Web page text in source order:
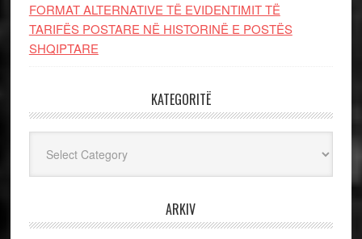
FORMAT ALTERNATIVE TË EVIDENTIMIT TË
TARIFËS POSTARE NË HISTORINË E POSTËS
SHQIPTARE
KATEGORITË
ARKIV